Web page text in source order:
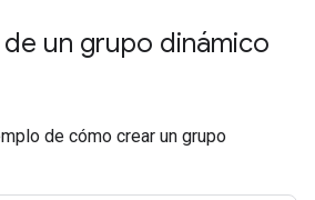
un grupo dinámico
de cómo crear un grupo